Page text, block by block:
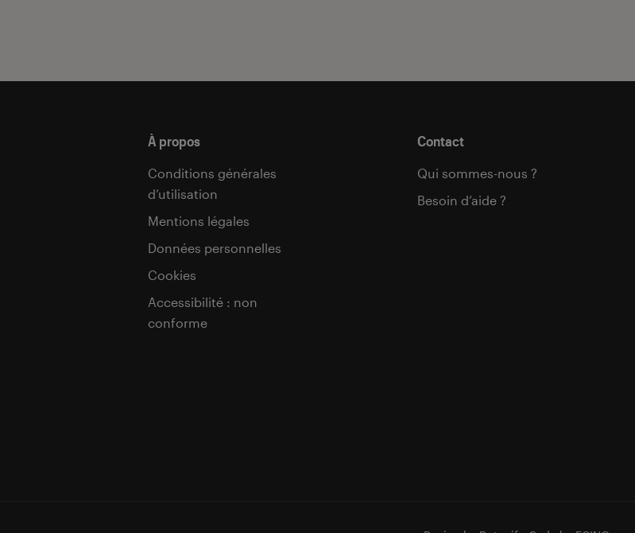
À propos
Conditions générales
d’utilisation
Mentions légales
Données personnelles
Cookies
Accessibilité : non
conforme
Contact
Qui sommes-nous ?
Besoin d’aide ?